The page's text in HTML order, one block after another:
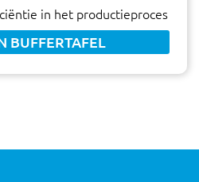
in het productieproces
BUFFERTAFEL